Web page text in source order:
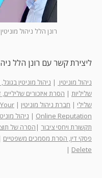
רונן הלל ניהול מוניטין
ליצירת קשר עם רונן הלל
ניהול מוניטין | ניהול מוניטין
שליליות | הסרת איזכורים
שלילי | חברת ניהול מוניטין |
Online Reputation
| ניהול
תקשורת ויחסי ציבור | הסרה של
פסקי דין, הסרת מסמכים משפטיים
Delete
|